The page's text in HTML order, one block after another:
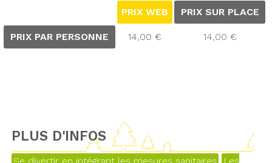
PRIX WEB PRIX SUR PLACE
PRIX PAR PERSONNE 14,00 € 14,00 €
PLUS D'INFOS